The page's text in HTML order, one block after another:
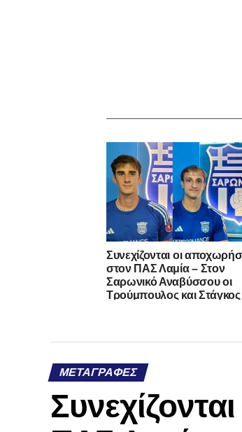
Συνεχίζονται οι
στον ΠΑΣ Λαμία – Στον
Σαρωνικό Αναβύσσου οι
Τρούμπουλος και Στάγκος
ΜΕΤΑΓΡΑΦΈΣ